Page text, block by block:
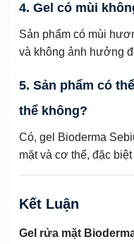
4. Gel có mùi
Sản phẩm có mùi
và không ảnh hưởng
5. Sản phẩm có
thể không?
Có, gel Bioderma
mặt và cơ thể, đặc
Kết Luận
Gel rửa mặt